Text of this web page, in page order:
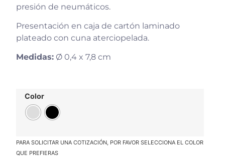
presión de neumáticos.
Presentación en caja de cartón laminado
plateado con cuna aterciopelada.
Medidas: Ø 0,4 x 7,8 cm
Color